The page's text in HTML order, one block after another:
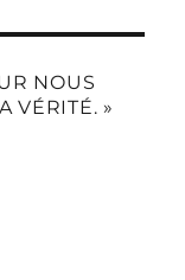
NOUS
VÉRITÉ. »